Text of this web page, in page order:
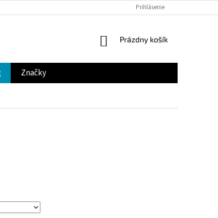
Prihlásenie
NÁKUPNÝ
Prázdny košík
Značky